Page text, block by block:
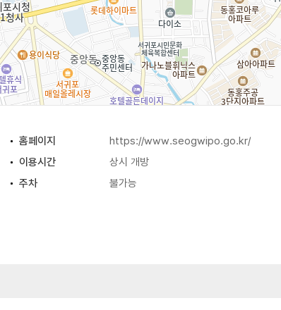
홈페이지
https://www.seogwipo.go.kr/
이용시간
상시 개방
주차
불가능